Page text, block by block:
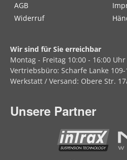
AGB
Widerruf
Wir sind für Sie erreichbar
Montag - Freitag 10:00 - 16:00 Uhr
Vertriebsbüro: Scharfe Lanke
Werkstatt / Versand: Obere Str.
Unsere Partner